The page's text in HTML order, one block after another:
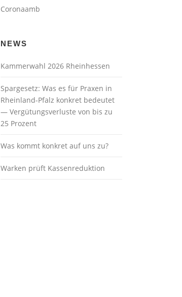
Coronaamb
NEWS
Kammerwahl 2026 Rheinhessen
Spargesetz: Was es für Praxen in
Rheinland-Pfalz konkret bedeutet
— Vergütungsverluste von bis zu
25 Prozent
Was kommt konkret auf uns zu?
Warken prüft Kassenreduktion